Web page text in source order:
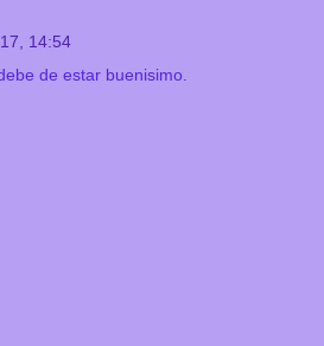
14:54
de estar buenisimo.